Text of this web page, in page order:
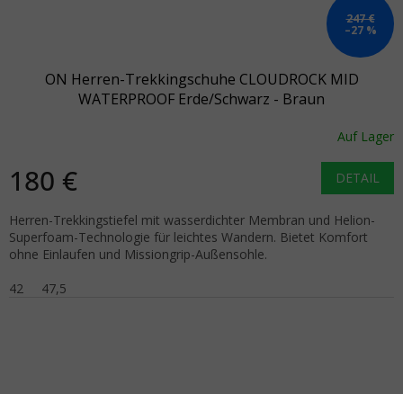
247 €
–27 %
ON Herren-Trekkingschuhe CLOUDROCK MID
WATERPROOF Erde/Schwarz - Braun
Auf Lager
180 € DETAIL
Herren-Trekkingstiefel mit wasserdichter Membran und Helion-
Superfoam-Technologie für leichtes Wandern. Bietet Komfort
ohne Einlaufen und Missiongrip-Außensohle.
42
47,5